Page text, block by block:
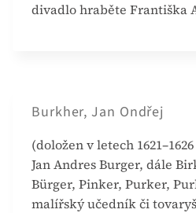
divadlo hraběte Františka
Burkher, Jan Ondřej
(doložen v letech
Jan Andres Burger, dále
Bürger, Pinker, Purker,
malířský učedník či